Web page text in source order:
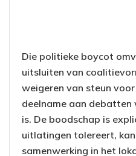
Die politieke boycot
uitsluiten van
weigeren van steun
deelname aan debatten
is. De boodschap is
uitlatingen tolereert,
samenwerking in het